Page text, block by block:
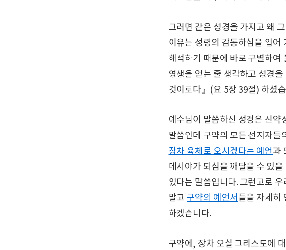
그러면 같은 성경을 가지고 왜
이유는 성령의 감동하심을 입어
해석하기 때문에 바로 구별하여
영생을 얻는 줄 생각하고 성경
것이로다』(요 5장 39절) 하셨
예수님이 말씀하신 성경은 신약
말씀인데 구약의 모든 선지자들
장차 육체로 오시겠다는 예언과
메시야가 되심을 깨달을 수 있
있다는 말씀입니다. 그런고로
말고 구약의 예언서 들을 자세히
하겠습니다.
구약에, 장차 오실 그리스도에